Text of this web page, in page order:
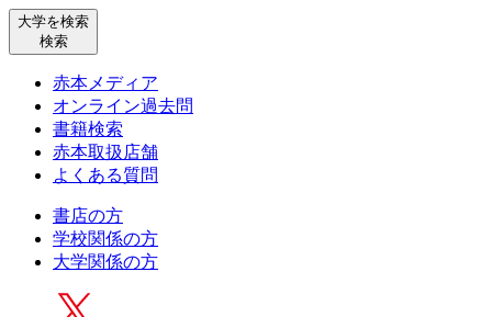
大学を検索
検索
赤本メディア
オンライン過去問
書籍検索
赤本取扱店舗
よくある質問
書店の方
学校関係の方
大学関係の方